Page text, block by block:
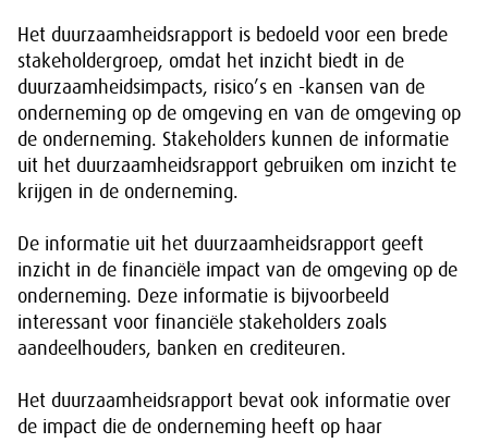
Het duurzaamheidsrapport is bedoeld voor een brede
stakeholdergroep, omdat het inzicht biedt in de
duurzaamheidsimpacts, risico’s en -kansen van de
onderneming op de omgeving en van de omgeving op
de onderneming. Stakeholders kunnen de informatie
uit het duurzaamheidsrapport gebruiken om inzicht te
krijgen in de onderneming.
De informatie uit het duurzaamheidsrapport geeft
inzicht in de financiële impact van de omgeving op de
onderneming. Deze informatie is bijvoorbeeld
interessant voor financiële stakeholders zoals
aandeelhouders, banken en crediteuren.
Het duurzaamheidsrapport bevat ook informatie over
de impact die de onderneming heeft op haar